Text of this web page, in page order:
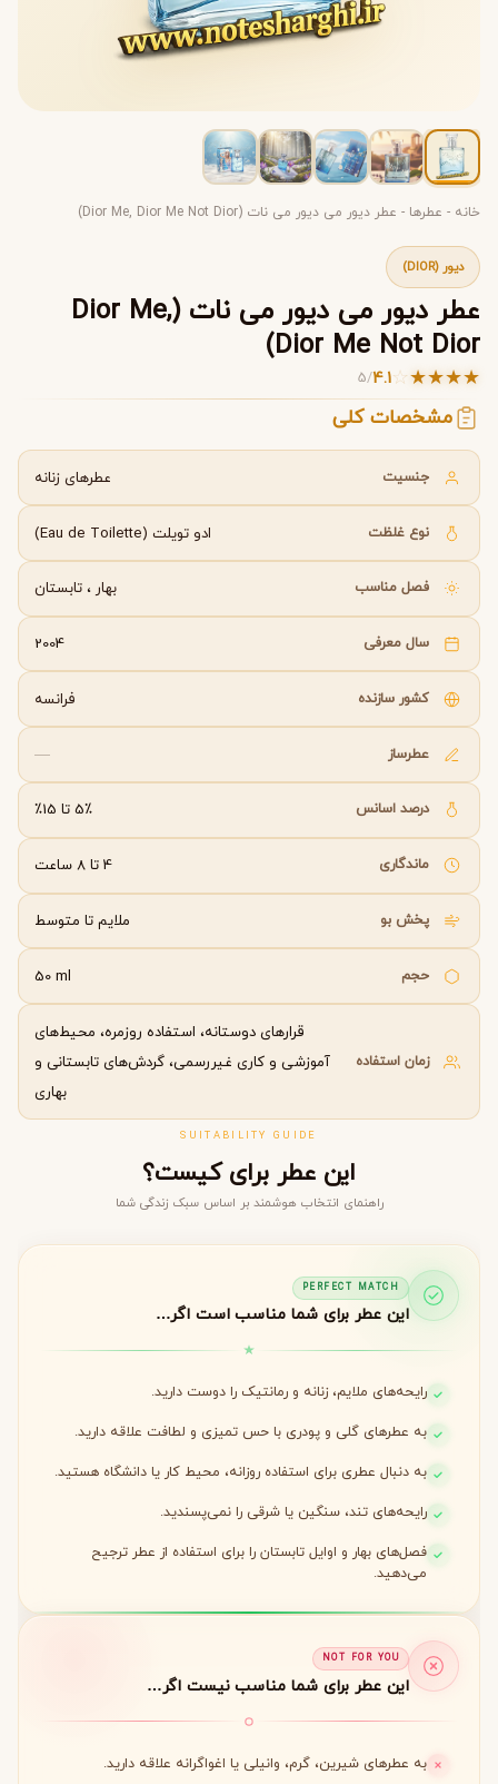
خانه - عطرها - عطر دیور می دیور می نات (Dior Me, Dior Me Not Dior)
دیور (DIOR)
عطر دیور می دیور می نات (Dior Me,
Dior Me Not Dior)
★
★
★
★
☆
4.1
/
5
مشخصات کلی
جنسیت عطرهای زنانه
نوع غلظت ادو تویلت (Eau de Toilette)
فصل مناسب بهار ، تابستان
سال معرفی 2004
کشور سازنده فرانسه
عطرساز —
درصد اسانس 5٪ تا 15٪
ماندگاری 4 تا 8 ساعت
پخش بو ملایم تا متوسط
حجم 50 ml
زمان استفاده
قرارهای دوستانه، استفاده روزمره، محیط‌های
آموزشی و کاری غیررسمی، گردش‌های تابستانی و
بهاری
SUITABILITY GUIDE
این عطر برای کیست؟
راهنمای انتخاب هوشمند بر اساس سبک زندگی شما
PERFECT MATCH
این عطر برای شما مناسب است اگر…
رایحه‌های ملایم، زنانه و رمانتیک را دوست دارید.
به عطرهای گلی و پودری با حس تمیزی و لطافت علاقه دارید.
به دنبال عطری برای استفاده روزانه، محیط کار یا دانشگاه هستید.
رایحه‌های تند، سنگین یا شرقی را نمی‌پسندید.
فصل‌های بهار و اوایل تابستان را برای استفاده از عطر ترجیح
می‌دهید.
NOT FOR YOU
این عطر برای شما مناسب نیست اگر…
به عطرهای شیرین، گرم، وانیلی یا اغواگرانه علاقه دارید.